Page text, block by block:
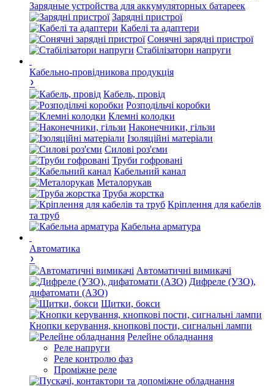
Зарядные устройства для аккумуляторных батареек
Зарядні пристрої
Кабелі та адаптери
Сонячні зарядні пристрої
Стабілізатори напруги
Кабельно-провідникова продукція
Кабель, провід
Розподільчі коробки
Клемні колодки
Наконечники, гільзи
Ізоляційні матеріали
Силові роз'єми
Труби гофровані
Кабельний канал
Металорукав
Труба жорстка
Кріплення для кабелів
та труб
Кабельна арматура
Автоматика
Автоматичні вимикачі
Дифреле (УЗО),
дифатомати (АЗО)
Щитки, бокси
Кнопки керування, кнопкові пости, сигнальні лампи
Релейне обладнання
Реле напруги
Реле контролю фаз
Проміжне реле